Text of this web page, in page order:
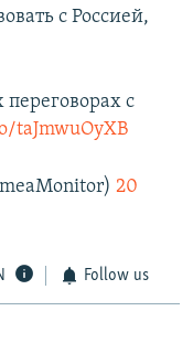
с Россией,
с
taJmwuOyXB
20
Follow us